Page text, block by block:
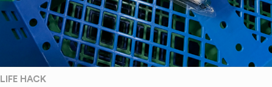
LIFE HACK